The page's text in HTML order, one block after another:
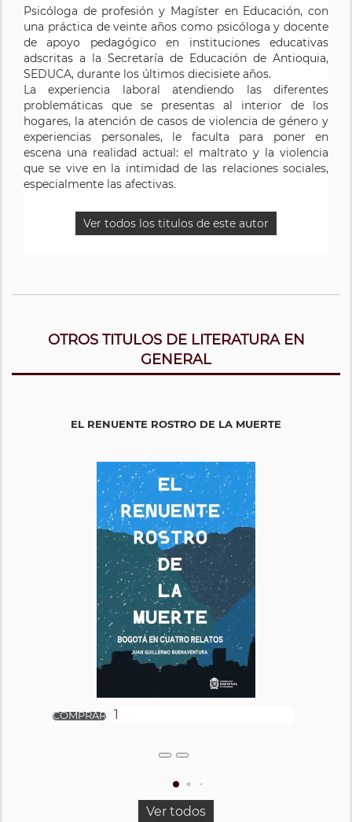
Psicóloga de profesión y Magíster en Educación, con
una práctica de veinte años como psicóloga y docente
de apoyo pedagógico en instituciones educativas
adscritas a la Secretaría de Educación de Antioquia,
SEDUCA, durante los últimos diecisiete años.
La experiencia laboral atendiendo las diferentes
problemáticas que se presentas al interior de los
hogares, la atención de casos de violencia de género y
experiencias personales, le faculta para poner en
escena una realidad actual: el maltrato y la violencia
que se vive en la intimidad de las relaciones sociales,
especialmente las afectivas.
Ver todos los titulos de este autor
OTROS TITULOS DE LITERATURA EN
GENERAL
EL RENUENTE ROSTRO DE LA MUERTE
Ver todos